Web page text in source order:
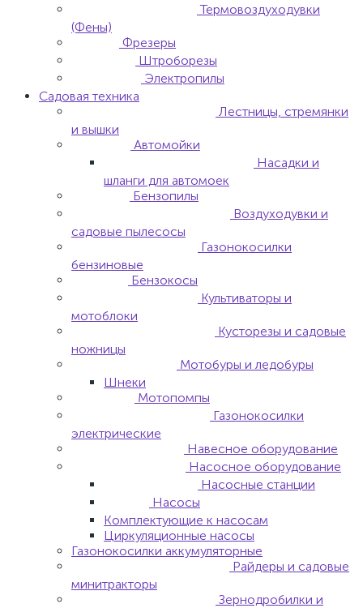
Термовоздуходувки
(Фены)
Фрезеры
Штроборезы
Электропилы
Садовая техника
Лестницы, стремянки
и вышки
Автомойки
Насадки и
шланги для автомоек
Бензопилы
Воздуходувки и
садовые пылесосы
Газонокосилки
бензиновые
Бензокосы
Культиваторы и
мотоблоки
Кусторезы и садовые
ножницы
Мотобуры и ледобуры
Шнеки
Мотопомпы
Газонокосилки
электрические
Навесное оборудование
Насосное оборудование
Насосные станции
Насосы
Комплектующие к насосам
Циркуляционные насосы
Газонокосилки аккумуляторные
Райдеры и садовые
минитракторы
Зернодробилки и